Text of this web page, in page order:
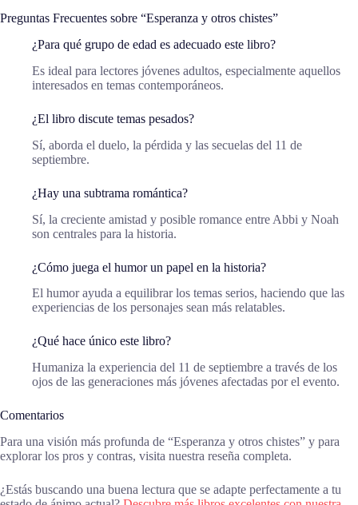
Preguntas Frecuentes sobre “Esperanza y otros chistes”
¿Para qué grupo de edad es adecuado este libro?
Es ideal para lectores jóvenes adultos, especialmente aquellos
interesados en temas contemporáneos.
¿El libro discute temas pesados?
Sí, aborda el duelo, la pérdida y las secuelas del 11 de
septiembre.
¿Hay una subtrama romántica?
Sí, la creciente amistad y posible romance entre Abbi y Noah
son centrales para la historia.
¿Cómo juega el humor un papel en la historia?
El humor ayuda a equilibrar los temas serios, haciendo que las
experiencias de los personajes sean más relatables.
¿Qué hace único este libro?
Humaniza la experiencia del 11 de septiembre a través de los
ojos de las generaciones más jóvenes afectadas por el evento.
Comentarios
Para una visión más profunda de “Esperanza y otros chistes” y para
explorar los pros y contras, visita nuestra reseña completa.
¿Estás buscando una buena lectura que se adapte perfectamente a tu